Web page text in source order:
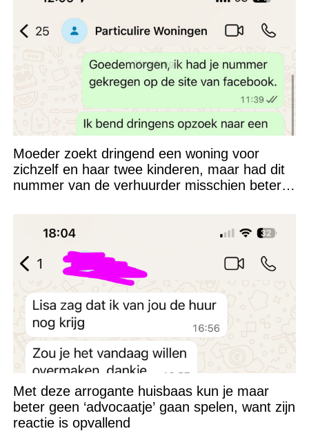
Moeder zoekt dringend een woning voor
zichzelf en haar twee kinderen, maar had dit
nummer van de verhuurder misschien beter
Met deze arrogante huisbaas kun je maar
beter geen ‘advocaatje’ gaan spelen, want zijn
reactie is opvallend